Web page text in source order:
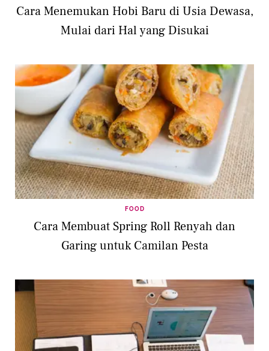
Cara Menemukan Hobi Baru di Usia Dewasa,
Mulai dari Hal yang Disukai
FOOD
Cara Membuat Spring Roll Renyah dan
Garing untuk Camilan Pesta